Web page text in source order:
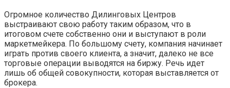
Огромное количество Дилинговых Центров
выстраивают свою работу таким образом, что в
итоговом счете собственно они и выступают в роли
маркетмейкера. По большому счету, компания начинает
играть против своего клиента, а значит, далеко не все
торговые операции выводятся на биржу. Речь идет
лишь об общей совокупности, которая выставляется от
брокера.